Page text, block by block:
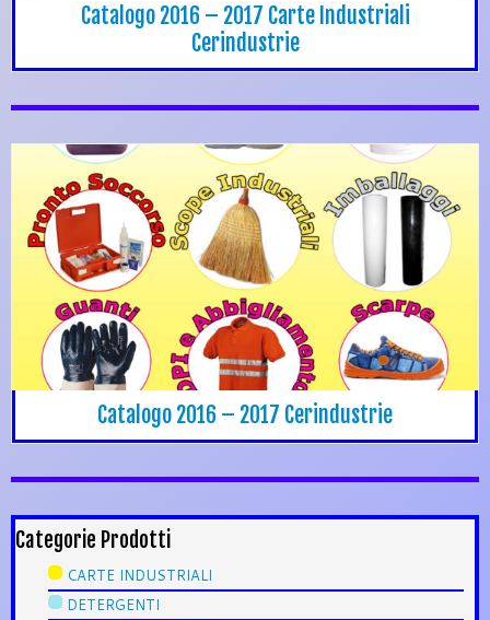
Catalogo 2016 – 2017 Carte Industriali
Cerindustrie
Catalogo 2016 – 2017 Cerindustrie
Categorie Prodotti
CARTE INDUSTRIALI
DETERGENTI